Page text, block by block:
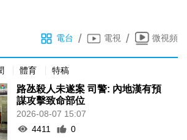
電台 / 電視 / 微視頻
體育 特稿
路氹殺人未遂案 司警: 內地漢有預
謀攻擊致命部位
2026-08-07 15:07
4411
0